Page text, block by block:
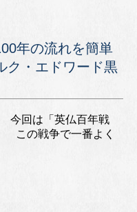
年の流れを簡単
ク・エドワード黒
今回は「英仏百年戦
この戦争で一番よく